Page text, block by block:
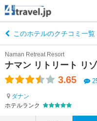
このホテルのクチコミ一覧
ナマン リトリート リ
Naman Retreat Resort
3.65
ダナン
ホテルランク